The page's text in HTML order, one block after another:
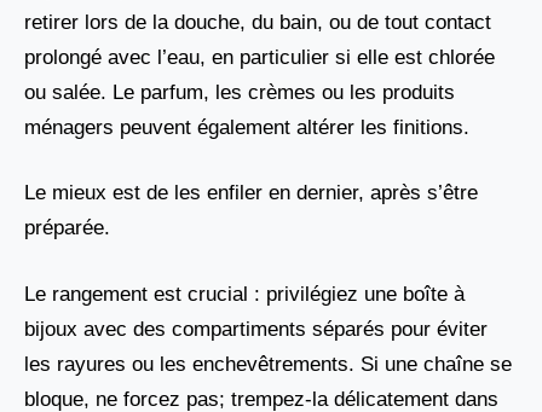
retirer lors de la douche, du bain, ou de tout contact
prolongé avec l’eau, en particulier si elle est chlorée
ou salée. Le parfum, les crèmes ou les produits
ménagers peuvent également altérer les finitions.
Le mieux est de les enfiler en dernier, après s’être
préparée.
Le rangement est crucial : privilégiez une boîte à
bijoux avec des compartiments séparés pour éviter
les rayures ou les enchevêtrements. Si une chaîne se
bloque, ne forcez pas; trempez-la délicatement dans